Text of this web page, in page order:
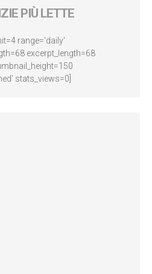
PIÙ LETTE
range='daily'
excerpt_length=68
stats_views=0]